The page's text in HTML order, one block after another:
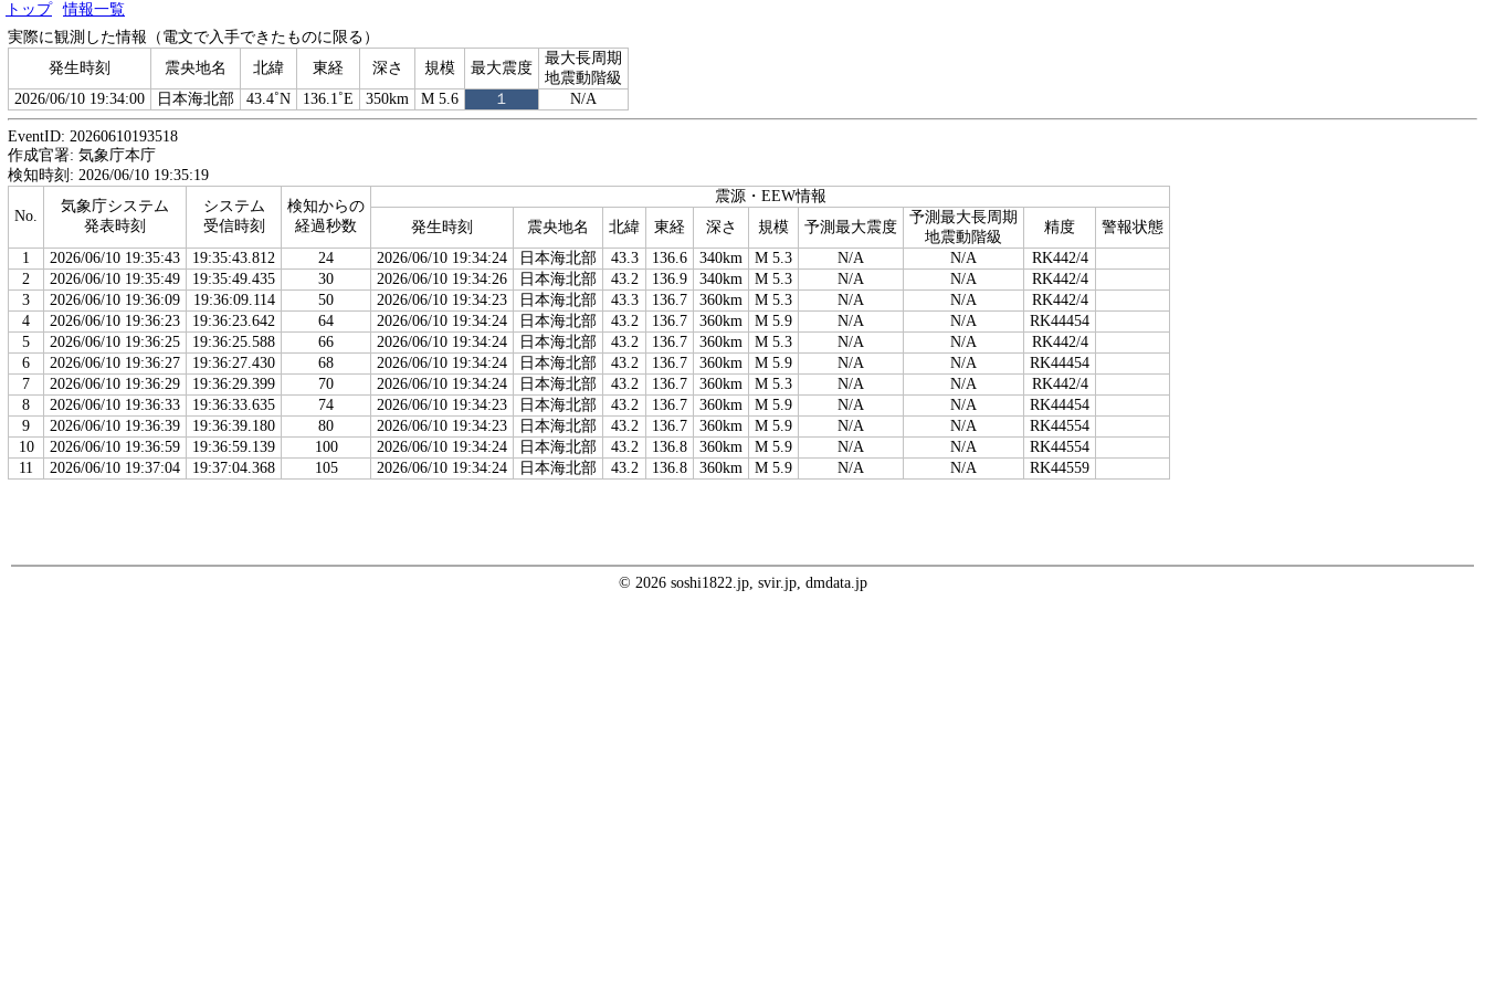
トップ
情報一覧
実際に観測した情報（電文で入手できたものに限る）
発生時刻
震央地名 北緯 東経 深さ 規模 最大震度
最大長周期
地震動階級
2026/06/10 19:34:00
日本海北部 43.4˚N 136.1˚E 350km M 5.6 １ N/A
EventID: 20260610193518
作成官署: 気象庁本庁
検知時刻: 2026/06/10 19:35:19
No.
気象庁システム
発表時刻
システム
受信時刻
検知からの
経過秒数
震源・EEW情報
発生時刻
震央地名 北緯 東経 深さ 規模 予測最大震度
予測最大長周期
地震動階級
精度
警報状態
1
2026/06/10 19:35:43 19:35:43.812 24 2026/06/10 19:34:24 日本海北部 43.3 136.6 340km M 5.3 N/A N/A
RK442/4
2
2026/06/10 19:35:49 19:35:49.435 30 2026/06/10 19:34:26 日本海北部 43.2 136.9 340km M 5.3 N/A N/A
RK442/4
3
2026/06/10 19:36:09 19:36:09.114 50 2026/06/10 19:34:23 日本海北部 43.3 136.7 360km M 5.3 N/A N/A
RK442/4
4
2026/06/10 19:36:23 19:36:23.642 64 2026/06/10 19:34:24 日本海北部 43.2 136.7 360km M 5.9 N/A N/A
RK44454
5
2026/06/10 19:36:25 19:36:25.588 66 2026/06/10 19:34:24 日本海北部 43.2 136.7 360km M 5.3 N/A N/A
RK442/4
6
2026/06/10 19:36:27 19:36:27.430 68 2026/06/10 19:34:24 日本海北部 43.2 136.7 360km M 5.9 N/A N/A
RK44454
7
2026/06/10 19:36:29 19:36:29.399 70 2026/06/10 19:34:24 日本海北部 43.2 136.7 360km M 5.3 N/A N/A
RK442/4
8
2026/06/10 19:36:33 19:36:33.635 74 2026/06/10 19:34:23 日本海北部 43.2 136.7 360km M 5.9 N/A N/A
RK44454
9
2026/06/10 19:36:39 19:36:39.180 80 2026/06/10 19:34:23 日本海北部 43.2 136.7 360km M 5.9 N/A N/A
RK44554
10
2026/06/10 19:36:59 19:36:59.139 100 2026/06/10 19:34:24 日本海北部 43.2 136.8 360km M 5.9 N/A N/A
RK44554
11
2026/06/10 19:37:04 19:37:04.368 105 2026/06/10 19:34:24 日本海北部 43.2 136.8 360km M 5.9 N/A N/A RK44559
© 2026 soshi1822.jp, svir.jp, dmdata.jp